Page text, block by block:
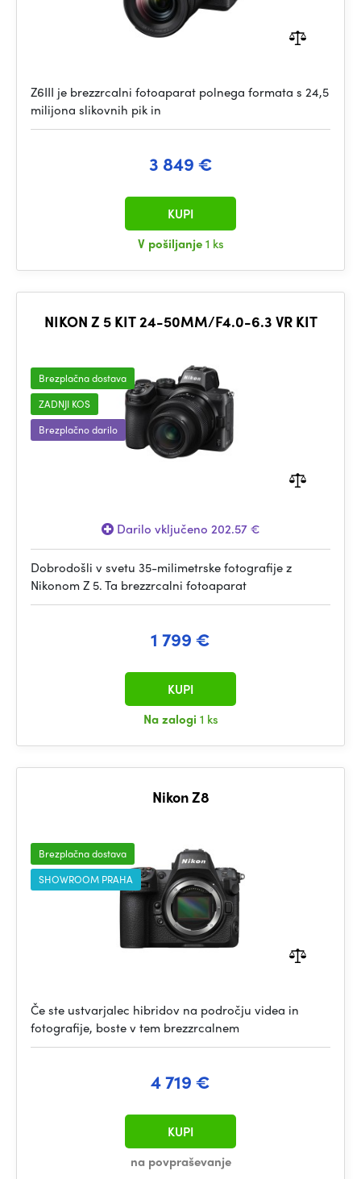
Z6III je brezzrcalni fotoaparat polnega formata s 24,5
milijona slikovnih pik in
3 849 €
V pošiljanje1 ks
KUPI
NIKON Z 5 KIT 24-50MM/F4.0-6.3 VR KIT
Brezplačna dostava
ZADNJI KOS
Brezplačno darilo
Darilo vključeno 202.57 €
Dobrodošli v svetu 35-milimetrske fotografije z
Nikonom Z 5. Ta brezzrcalni fotoaparat
1 799 €
Na zalogi 1 ks
KUPI
Nikon Z8
Brezplačna dostava
SHOWROOM PRAHA
Če ste ustvarjalec hibridov na področju videa in
fotografije, boste v tem brezzrcalnem
4 719 €
na povpraševanje
KUPI